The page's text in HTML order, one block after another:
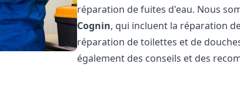
réparation de fuites d'eau. Nous
Cognin, qui incluent la réparation
réparation de toilettes et de
également des conseils et des